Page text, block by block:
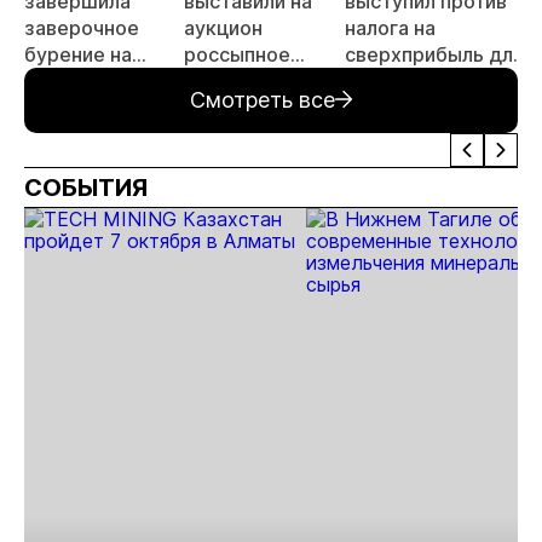
заверочное
бурение на
золоторудном
Дегдекан
аукцион
россыпное
«ручей Сударь»
на Колыме с
налога на
сверхприбыль для
золотодобытчиков
Смотреть все
СОБЫТИЯ